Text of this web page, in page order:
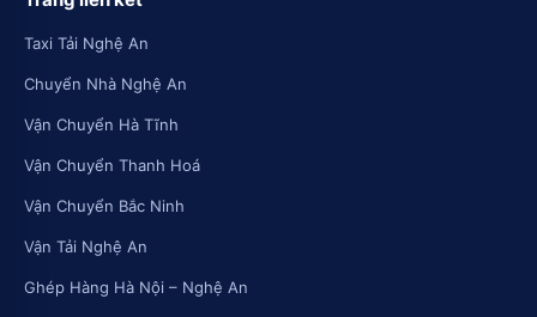
Taxi Tải Nghệ An
Chuyển Nhà Nghệ An
Vận Chuyển Hà Tĩnh
Vận Chuyển Thanh Hoá
Vận Chuyển Bắc Ninh
Vận Tải Nghệ An
Ghép Hàng Hà Nội – Nghệ An